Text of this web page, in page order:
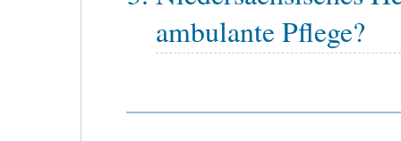
ambulante Pflege?